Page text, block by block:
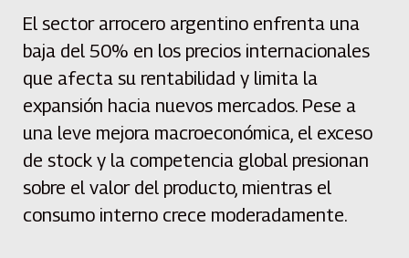
El sector arrocero argentino enfrenta una
baja del 50% en los precios internacionales
que afecta su rentabilidad y limita la
expansión hacia nuevos mercados. Pese a
una leve mejora macroeconómica, el exceso
de stock y la competencia global presionan
sobre el valor del producto, mientras el
consumo interno crece moderadamente.